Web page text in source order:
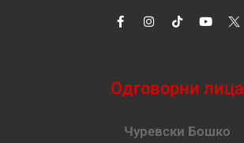
Одговорни лица
Чуревски Бошко